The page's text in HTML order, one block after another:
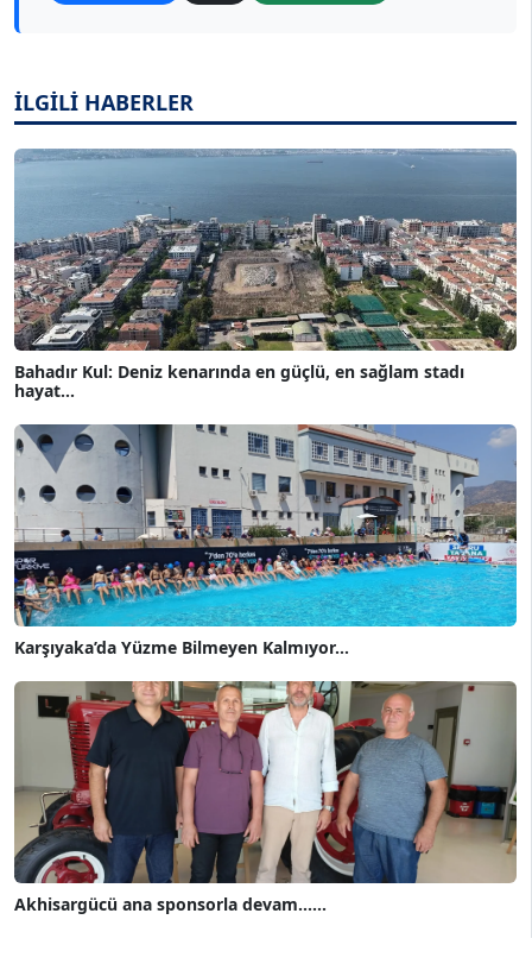
İLGİLİ HABERLER
Bahadır Kul: Deniz kenarında en güçlü, en sağlam stadı
hayat...
Karşıyaka’da Yüzme Bilmeyen Kalmıyor...
Akhisargücü ana sponsorla devam......